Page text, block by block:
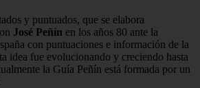
y puntuados, que se elabora
José Peñín en los años 80 ante la
con puntuaciones e información de la
idea fue evolucionando y creciendo hasta
la Guía Peñín está formada por un